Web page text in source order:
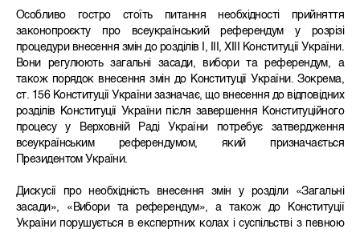
Особливо гостро стоїть питання необхідності прийняття
законопроєкту про всеукраїнський референдум у розрізі
процедури внесення змін до розділів І, ІІІ, ХІІІ Конституції України.
Вони регулюють загальні засади, вибори та референдум, а
також порядок внесення змін до Конституції України. Зокрема,
ст. 156 Конституції України зазначає, що внесення до відповідних
розділів Конституції України після завершення Конституційного
процесу у Верховній Раді України потребує затвердження
всеукраїнським референдумом, який призначається
Президентом України.
Дискусії про необхідність внесення змін у розділи «Загальні
засади», «Вибори та референдум», а також до Конституції
України порушується в експертних колах і суспільстві з певною